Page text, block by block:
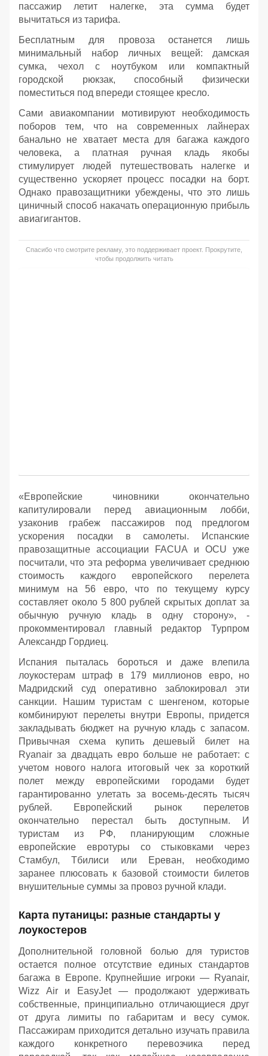
пассажир летит налегке, эта сумма будет
вычитаться из тарифа.
Бесплатным для провоза останется лишь
минимальный набор личных вещей: дамская
сумка, чехол с ноутбуком или компактный
городской рюкзак, способный физически
поместиться под впереди стоящее кресло.
Сами авиакомпании мотивируют необходимость
поборов тем, что на современных лайнерах
банально не хватает места для багажа каждого
человека, а платная ручная кладь якобы
стимулирует людей путешествовать налегке и
существенно ускоряет процесс посадки на борт.
Однако правозащитники убеждены, что это лишь
циничный способ накачать операционную прибыль
авиагигантов.
Спасибо что смотрите рекламу, это поддерживает проект. Прокрутите,
чтобы продолжить читать
«Европейские чиновники окончательно
капитулировали перед авиационным лобби,
узаконив грабеж пассажиров под предлогом
ускорения посадки в самолеты. Испанские
правозащитные ассоциации FACUA и OCU уже
посчитали, что эта реформа увеличивает среднюю
стоимость каждого европейского перелета
минимум на 56 евро, что по текущему курсу
составляет около 5 800 рублей скрытых доплат за
обычную ручную кладь в одну сторону», -
прокомментировал главный редактор Турпром
Александр Гордиец.
Испания пыталась бороться и даже влепила
лоукостерам штраф в 179 миллионов евро, но
Мадридский суд оперативно заблокировал эти
санкции. Нашим туристам с шенгеном, которые
комбинируют перелеты внутри Европы, придется
закладывать бюджет на ручную кладь с запасом.
Привычная схема купить дешевый билет на
Ryanair за двадцать евро больше не работает: с
учетом нового налога итоговый чек за короткий
полет между европейскими городами будет
гарантированно улетать за восемь-десять тысяч
рублей. Европейский рынок перелетов
окончательно перестал быть доступным. И
туристам из РФ, планирующим сложные
европейские евротуры со стыковками через
Стамбул, Тбилиси или Ереван, необходимо
заранее плюсовать к базовой стоимости билетов
внушительные суммы за провоз ручной клади.
Карта путаницы: разные стандарты у
лоукостеров
Дополнительной головной болью для туристов
остается полное отсутствие единых стандартов
багажа в Европе. Крупнейшие игроки — Ryanair,
Wizz Air и EasyJet — продолжают удерживать
собственные, принципиально отличающиеся друг
от друга лимиты по габаритам и весу сумок.
Пассажирам приходится детально изучать правила
каждого конкретного перевозчика перед